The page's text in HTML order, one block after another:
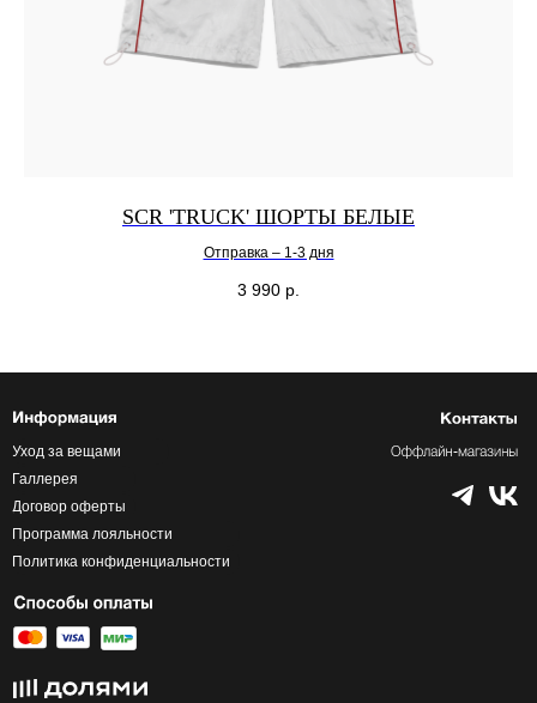
SCR 'TRUCK' ШОРТЫ БЕЛЫЕ
Отправка – 1-3 дня
3 990 р.
Программа лояльности
Политика конфиденциальности
Договор оферты
Галлерея
Уход за вещами